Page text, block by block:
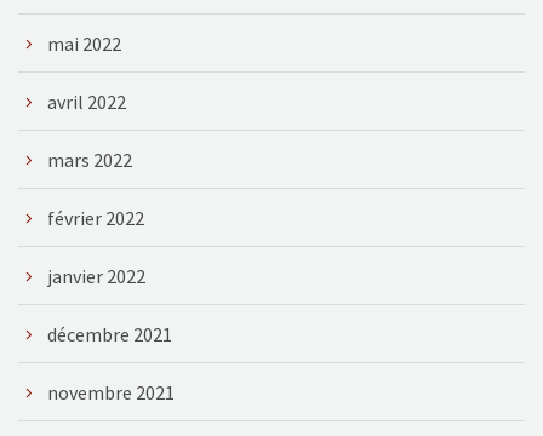
mai 2022
avril 2022
mars 2022
février 2022
janvier 2022
décembre 2021
novembre 2021